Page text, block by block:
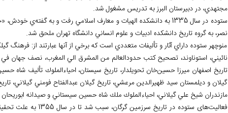
مجتهدي، در دبيرستان البرز به تدريس مشغول شد.
ستوده در سال 1335 به دانشكده الهيات و معارف اسلامي رفت و به گفته
ي خودش،
نصر، به گروه تاريخ دانشكده ادبيات و علوم انساني دانشگاه تهران ملحق شد.
منوچهر ستوده داراي آثار و تأليفات متعددي است كه برخي از آن‏ها عبارتند از:
نائيني، استوناوند، تصحيح كتب حدودالعالم من المشرق الي المغرب، نصف جهان في
تاريخ اصفهان ميرزا حسينخان تحويلدار، تاريخ سيستان، احياءالملوك تأليف شاه
گيلان و ديلمستان سيد ظهيرالدين مرعشي، تاريخ گيلان عبدالفتاح فومني
مازندران شيخ علي گيلاني، احياءالملوك ملك شاه حسين سيستاني و صيدانه
فعالیتهای ستوده در تاریخ سرزمین گرگان، سبب شد تا در سال 1355 به علت تحقیقات وسیعی که در زمینه